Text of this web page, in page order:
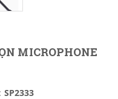
MICROPHONE
SP2333